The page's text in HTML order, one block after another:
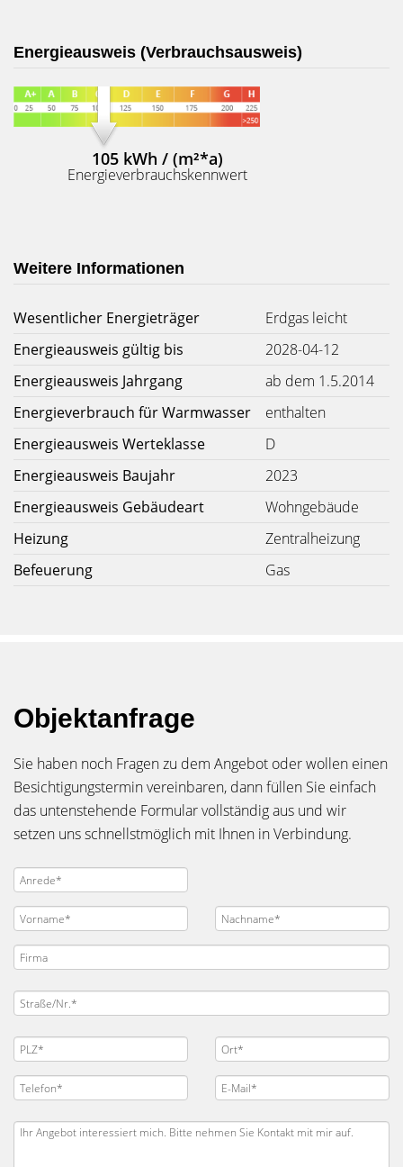
Energieausweis (Verbrauchsausweis)
105 kWh / (m²*a)
Energieverbrauchskennwert
Weitere Informationen
Wesentlicher Energieträger
Erdgas leicht
Energieausweis gültig bis
2028-04-12
Energieausweis Jahrgang
ab dem 1.5.2014
Energieverbrauch für Warmwasser
enthalten
Energieausweis Werteklasse
D
Energieausweis Baujahr
2023
Energieausweis Gebäudeart
Wohngebäude
Heizung
Zentralheizung
Befeuerung
Gas
Objektanfrage
Sie haben noch Fragen zu dem Angebot oder wollen einen
Besichtigungstermin vereinbaren, dann füllen Sie einfach
das untenstehende Formular vollständig aus und wir
setzen uns schnellstmöglich mit Ihnen in Verbindung.